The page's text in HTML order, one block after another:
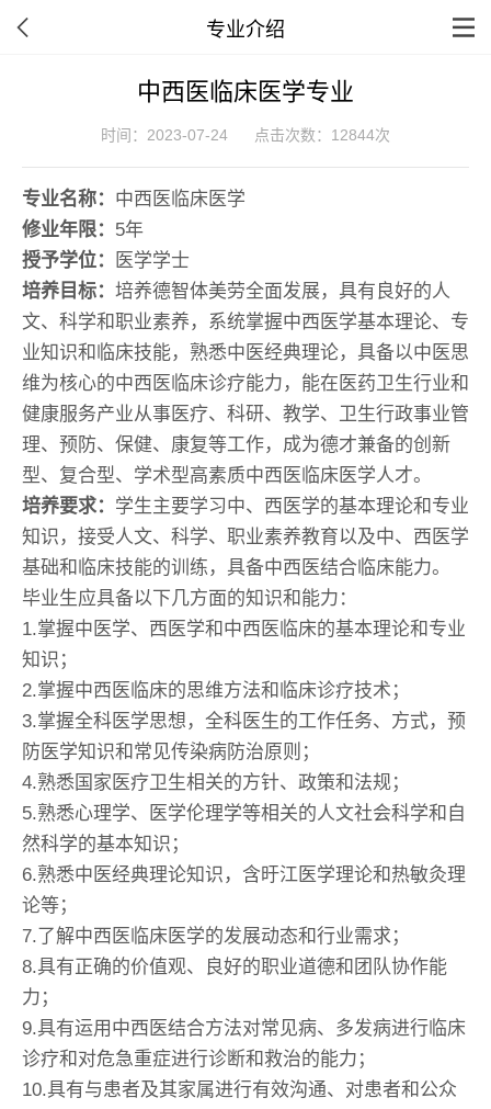
专业介绍
中西医临床医学专业
时间：2023-07-24 点击次数：12844次
专业名称： 中西医临床医学
修业年限： 5年
授予学位：
医学学士
培养目标： 培养德智体美劳全面发展，具有良好的人
文、科学和职业素养，系统掌握中西医学基本理论、专
业知识和临床技能，熟悉中医经典理论，具备以中医思
维为核心的中西医临床诊疗能力，能在医药卫生行业和
健康服务产业从事医疗、科研、教学、卫生行政事业管
理、预防、保健、康复等工作，成为德才兼备的创新
型、复合型、学术型高素质中西医临床医学人才。
培养要求： 学生主要学习中、西医学的基本理论和专业
知识，接受人文、科学、职业素养教育以及中、西医学
基础和临床技能的训练，具备中西医结合临床能力。
毕业生应具备以下几方面的知识和能力：
1.掌握中医学、西医学和中西医临床的基本理论和专业
知识；
2.掌握中西医临床的思维方法和临床诊疗技术；
3.掌握全科医学思想，全科医生的工作任务、方式，预
防医学知识和常见传染病防治原则；
4.熟悉国家医疗卫生相关的方针、政策和法规；
5.熟悉心理学、医学伦理学等相关的人文社会科学和自
然科学的基本知识；
6.熟悉中医经典理论知识，含旴江医学理论和热敏灸理
论等；
7.了解中西医临床医学的发展动态和行业需求；
8.具有正确的价值观、良好的职业道德和团队协作能
力；
9.具有运用中西医结合方法对常见病、多发病进行临床
诊疗和对危急重症进行诊断和救治的能力；
10.具有与患者及其家属进行有效沟通、对患者和公众